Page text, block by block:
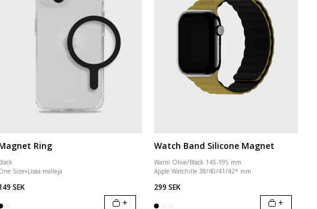
Ring
Size+Lisää malleja
SEK
+
Watch Band Silicone Magnet
Warm Olive/Black 145-195 mm
Apple Watchille 38/40/41/42* mm
299 SEK
+